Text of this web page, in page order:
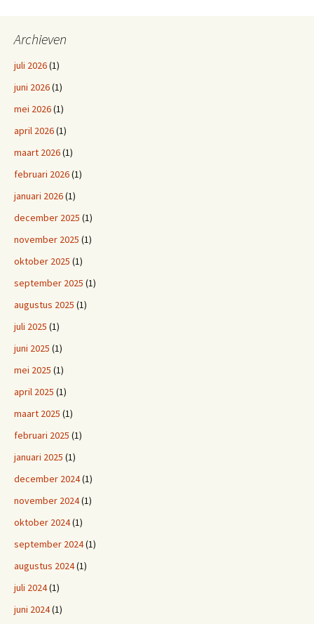
Archieven
juli 2026(1)
juni 2026(1)
mei 2026(1)
april 2026(1)
maart 2026(1)
februari 2026(1)
januari 2026(1)
december 2025 (1)
november 2025 (1)
oktober 2025 (1)
september 2025 (1)
augustus 2025 (1)
juli 2025 (1)
juni 2025 (1)
mei 2025 (1)
april 2025 (1)
maart 2025 (1)
februari 2025 (1)
januari 2025 (1)
december 2024(1)
november 2024(1)
oktober 2024(1)
september 2024(1)
augustus 2024(1)
juli 2024(1)
juni 2024(1)